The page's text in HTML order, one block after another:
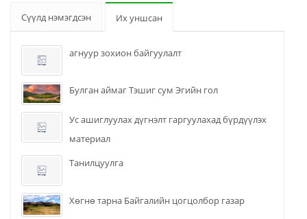
Сүүлд нэмэгдсэн Их уншсан
агнуур зохион байгуулалт
Булган аймаг Тэшиг сум Эгийн гол
Ус ашиглуулах дүгнэлт гаргуулахад бүрдүүлэх
материал
Танилцуулга
Хөгнө тарна Байгалийн цогцолбор газар